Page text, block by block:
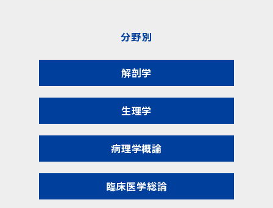
分野別
解剖学
生理学
病理学概論
臨床医学総論